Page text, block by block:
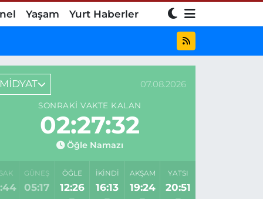
Yaşam Yurt Haberler
MİDYAT 07.08.2026
SONRAKI VAKTE KALAN
02:27:32
Öğle Namazı
GÜNEŞ
05:17
ÖĞLE
12:26
İKINDI
16:13
AKŞAM
19:24
YATSI
20:51